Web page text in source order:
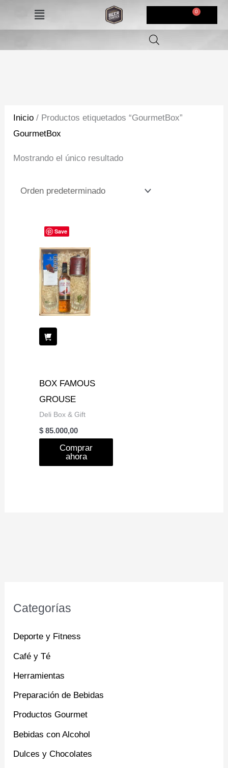
Menú
Categorías
Deporte y Fitness
Café y Té
Herramientas
Preparación de Bebidas
Productos Gourmet
Bebidas con Alcohol
Dulces y Chocolates
Inicio / Productos etiquetados “GourmetBox”
GourmetBox
Mostrando el único resultado
Save
BOX FAMOUS
GROUSE
Deli Box & Gift
$ 85.000,00
Comprar
ahora